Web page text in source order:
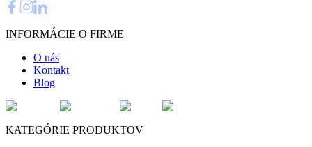
INFORMÁCIE O FIRME
O nás
Kontakt
Blog
KATEGÓRIE PRODUKTOV